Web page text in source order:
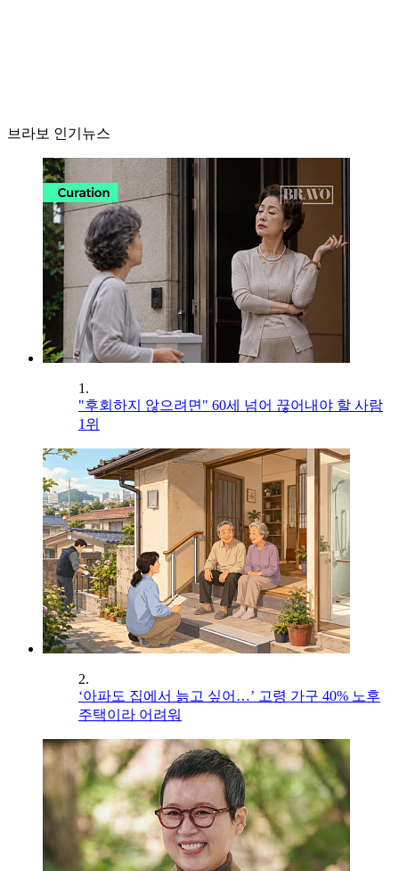
브라보 인기뉴스
1.
"후회하지 않으려면" 60세 넘어 끊어내야 할 사람
1위
2.
‘아파도 집에서 늙고 싶어…’ 고령 가구 40% 노후
주택이라 어려워